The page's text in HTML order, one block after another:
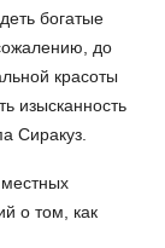
богатые
до
красоты
изысканность
Сиракуз.
о том, как